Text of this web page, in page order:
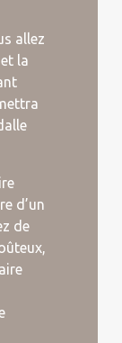
allez
la
d’un
de